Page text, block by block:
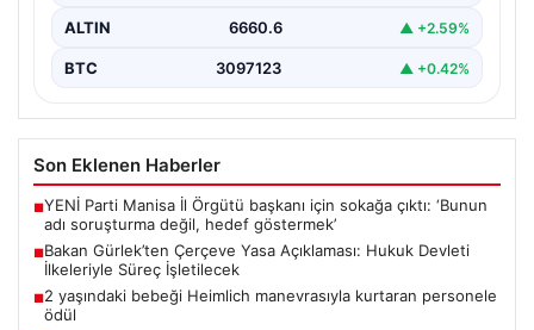
ALTIN 6660.6 ▲ +2.59%
BTC 3097123 ▲ +0.42%
Son Eklenen Haberler
■YENİ Parti Manisa İl Örgütü başkanı için sokağa çıktı: ‘Bunun
adı soruşturma değil, hedef göstermek’
■Bakan Gürlek’ten Çerçeve Yasa Açıklaması: Hukuk Devleti
İlkeleriyle Süreç İşletilecek
■2 yaşındaki bebeği Heimlich manevrasıyla kurtaran personele
ödül